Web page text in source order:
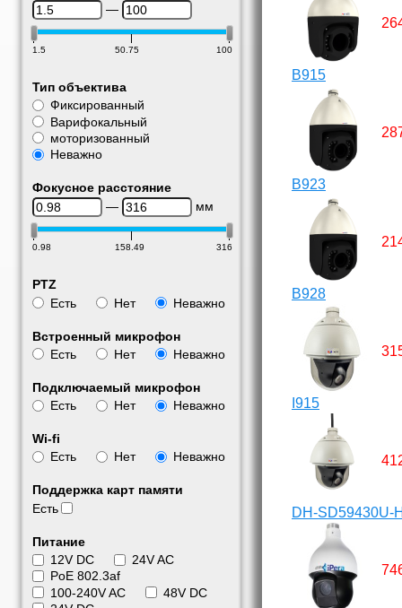
—
1.5 50.75 100
Тип объектива
Фиксированный
Варифокальный
моторизованный
Неважно
Фокусное расстояние
—
мм
0.98 158.49 316
PTZ
Есть
Нет Неважно
Встроенный микрофон
Есть
Нет Неважно
Подключаемый микрофон
Есть
Нет Неважно
Wi-fi
Есть
Нет Неважно
Поддержка карт памяти
Есть
Питание
12V DC
24V AC
PoE 802.3af
100-240V AC
48V DC
B915
B923
B928
I915
DH-SD59430U-